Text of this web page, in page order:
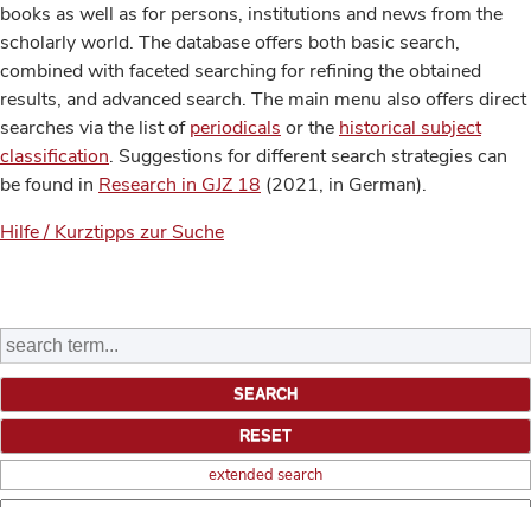
books as well as for persons, institutions and news from the
scholarly world. The database offers both basic search,
combined with faceted searching for refining the obtained
results, and advanced search. The main menu also offers direct
searches via the list ofperiodicals or the historical subject
classification. Suggestions for different search strategies can
be found in Research in GJZ 18 (2021, in German).
Hilfe / Kurztipps zur Suche
extended search